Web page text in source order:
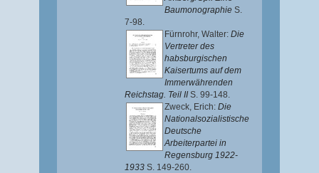
Baumonographie S.
7-98.
Fürnrohr, Walter: Die
Vertreter des
habsburgischen
Kaisertums auf dem
Immerwährenden
Reichstag. Teil II S. 99-148.
Zweck, Erich: Die
Nationalsozialistische
Deutsche
Arbeiterpartei in
Regensburg 1922-
1933 S. 149-260.